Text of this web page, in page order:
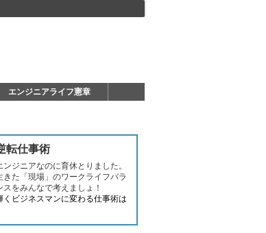
エンジニアライフ憲章
転仕事術
ンジニアなのに育休とりました。
きた「現場」のワークライフバラ
スをみんなで考えましょ！
くビジネスマンに変わる仕事術は